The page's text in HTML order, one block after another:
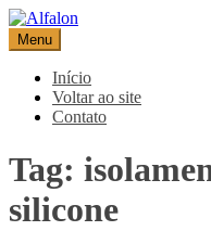
Pular
para
o
conteúdo
Alfalon
comércio e serviços
Menu
Início
Voltar ao site
Contato
Tag:
silicone